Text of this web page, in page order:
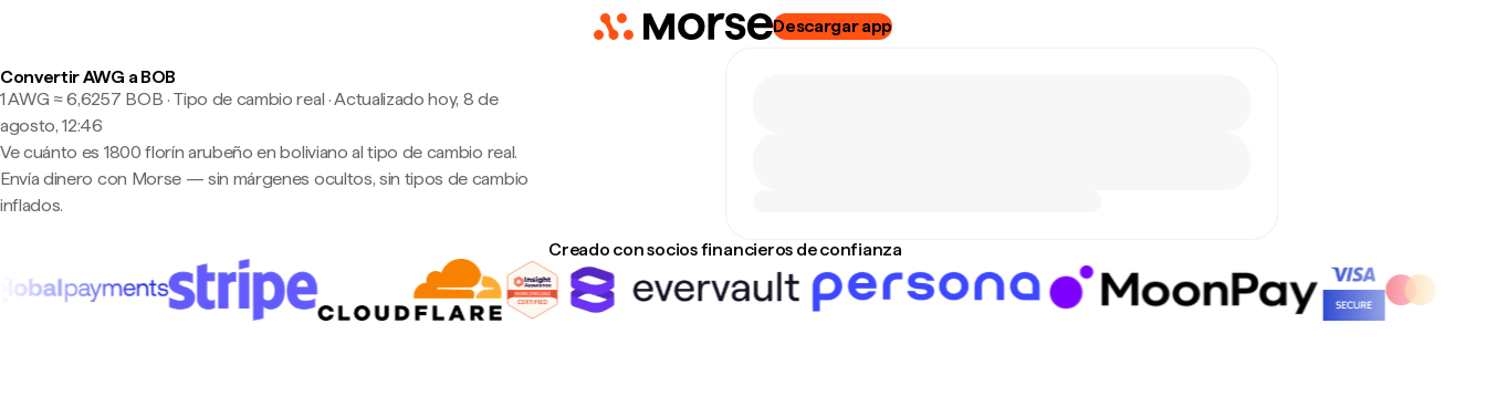
Descargar app
Convertir AWG a BOB
1 AWG ≈ 6,6257 BOB · Tipo de cambio real ·Actualizado hoy, 8 de
agosto, 12:46
Ve cuánto es 1800 florín arubeño en boliviano al tipo de cambio real.
Envía dinero con Morse — sin márgenes ocultos, sin tipos de cambio
inflados.
Creado con socios financieros de confianza